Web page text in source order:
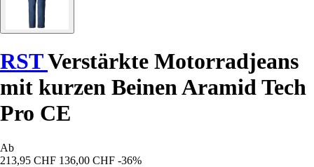
RSTVerstärkte Motorradjeans
mit kurzen Beinen Aramid Tech
Pro CE
Ab
213,95 CHF 136,00 CHF -36%